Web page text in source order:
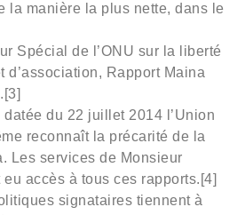
la manière la plus nette, dans le
Spécial de l’ONU sur la liberté
d’association, Rapport Maina
du 22 juillet 2014 l’Union
reconnaît la précarité de la
Les services de Monsieur
accès à tous ces rapports.[4]
signataires tiennent à